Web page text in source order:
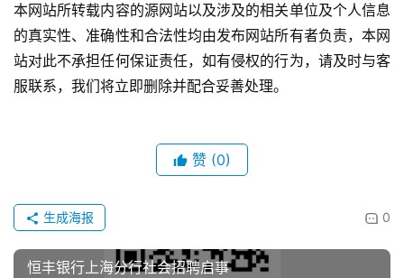
本网站所转载内容的源网站以及涉及的相关单位及个人信息
的真实性、准确性和合法性均由发布网站所有者负责，本网
站对此不承担任何保证责任，如有侵权的行为，请及时与客
服联系，我们将立即删除并配合妥善处理。
赞 (0)
0
生成海报
恒丰银行上海分行社会招聘启事